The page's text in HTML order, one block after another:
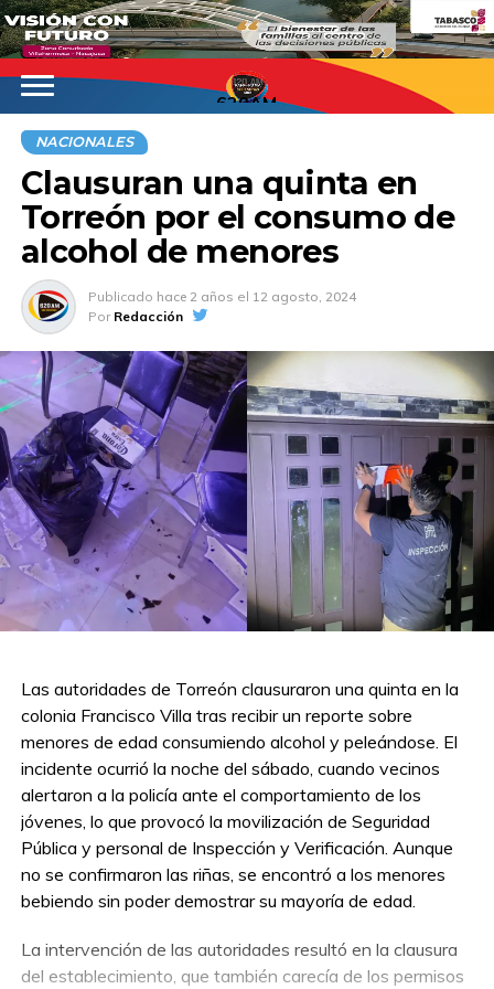
620AM
NACIONALES
Clausuran una quinta en
Torreón por el consumo de
alcohol de menores
Publicado hace 2 años el 12 agosto, 2024
Por Redacción
Las autoridades de Torreón clausuraron una quinta en la
colonia Francisco Villa tras recibir un reporte sobre
menores de edad consumiendo alcohol y peleándose. El
incidente ocurrió la noche del sábado, cuando vecinos
alertaron a la policía ante el comportamiento de los
jóvenes, lo que provocó la movilización de Seguridad
Pública y personal de Inspección y Verificación. Aunque
no se confirmaron las riñas, se encontró a los menores
bebiendo sin poder demostrar su mayoría de edad.
La intervención de las autoridades resultó en la clausura
del establecimiento, que también carecía de los permisos